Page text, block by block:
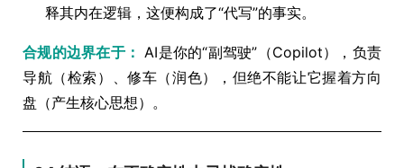
释其内在逻辑，这便构成了“代写”的事实。
合规的边界在于： AI是你的“副驾驶”（Copilot），负责
导航（检索）、修车（润色），但绝不能让它握着方向
盘（产生核心思想）。